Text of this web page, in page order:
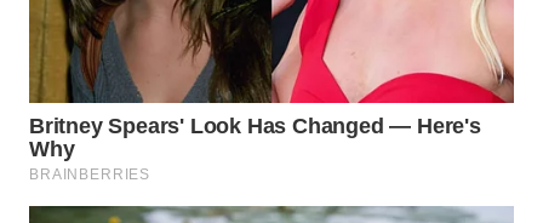
WN
NUSANTARA
WN
JOGJA
WN